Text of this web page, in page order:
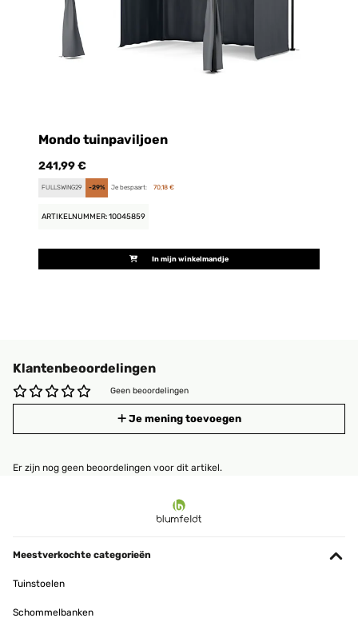
Mondo tuinpaviljoen
241,99 €
FULLSWING29 -29% Je bespaart: 70,18 €
ARTIKELNUMMER: 10045859
In mijn winkelmandje
Klantenbeoordelingen
Geen beoordelingen
Je mening toevoegen
Er zijn nog geen beoordelingen voor dit artikel.
Meestverkochte categorieën
Tuinstoelen
Schommelbanken